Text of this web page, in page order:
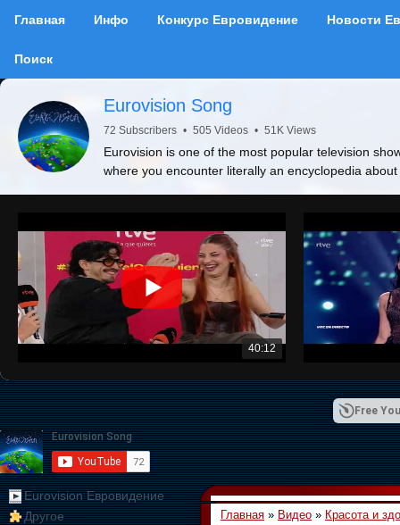
Главная Инфо Конкурс Евровидение Новости
Поиск
Eurovision Song
72 Subscribers • 505 Videos • 51K Views
Eurovision is one of the most popular television
where you encounter literally an encyclopedia
40:12
Free
Eurovision Евровидение
Другое
Главная » Видео » Красота и